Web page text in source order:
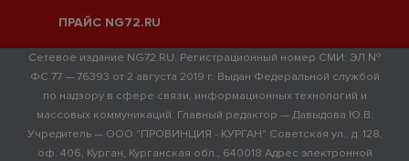
ПРАЙС NG72.RU
Сетевое издание NG72.RU. Регистрационный номер СМИ: ЭЛ №
ФС 77 — 76393 от 2 августа 2019 г. Выдан Федеральной службой
по надзору в сфере связи, информационных технологий и
массовых коммуникаций. Главный редактор — Давыдова Ю.В.
Учредитель — ООО "ПРОВИНЦИЯ - КУРГАН" Советская ул., д. 128,
оф. 406, Курган, Курганская обл., 640018 Адрес электронной